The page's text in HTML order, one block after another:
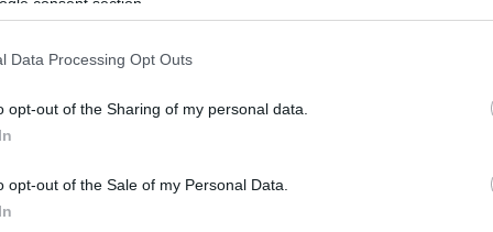
Data Processing Opt Outs
opt-out of the Sharing of my personal data.
opt-out of the Sale of my Personal Data.
τότε ομογενής μπλέκει σε ακόμα έναν
ένα μαχαίρι και κατά τη διάρκεια της συμπλοκής
που προσπάθησε να χωρίσει
Δαλαμάγκας φεύγει από την Αυστραλία
τη σύλληψη και μέχρι χθες το μεσημέρι
παρέμενε ανοιχτή η επικήρυξη του.